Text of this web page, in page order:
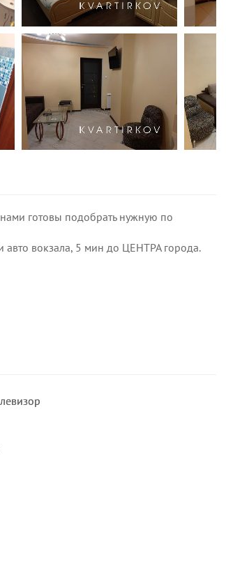
готовы подобрать нужную по
вокзала, 5 мин до ЦЕНТРА города.